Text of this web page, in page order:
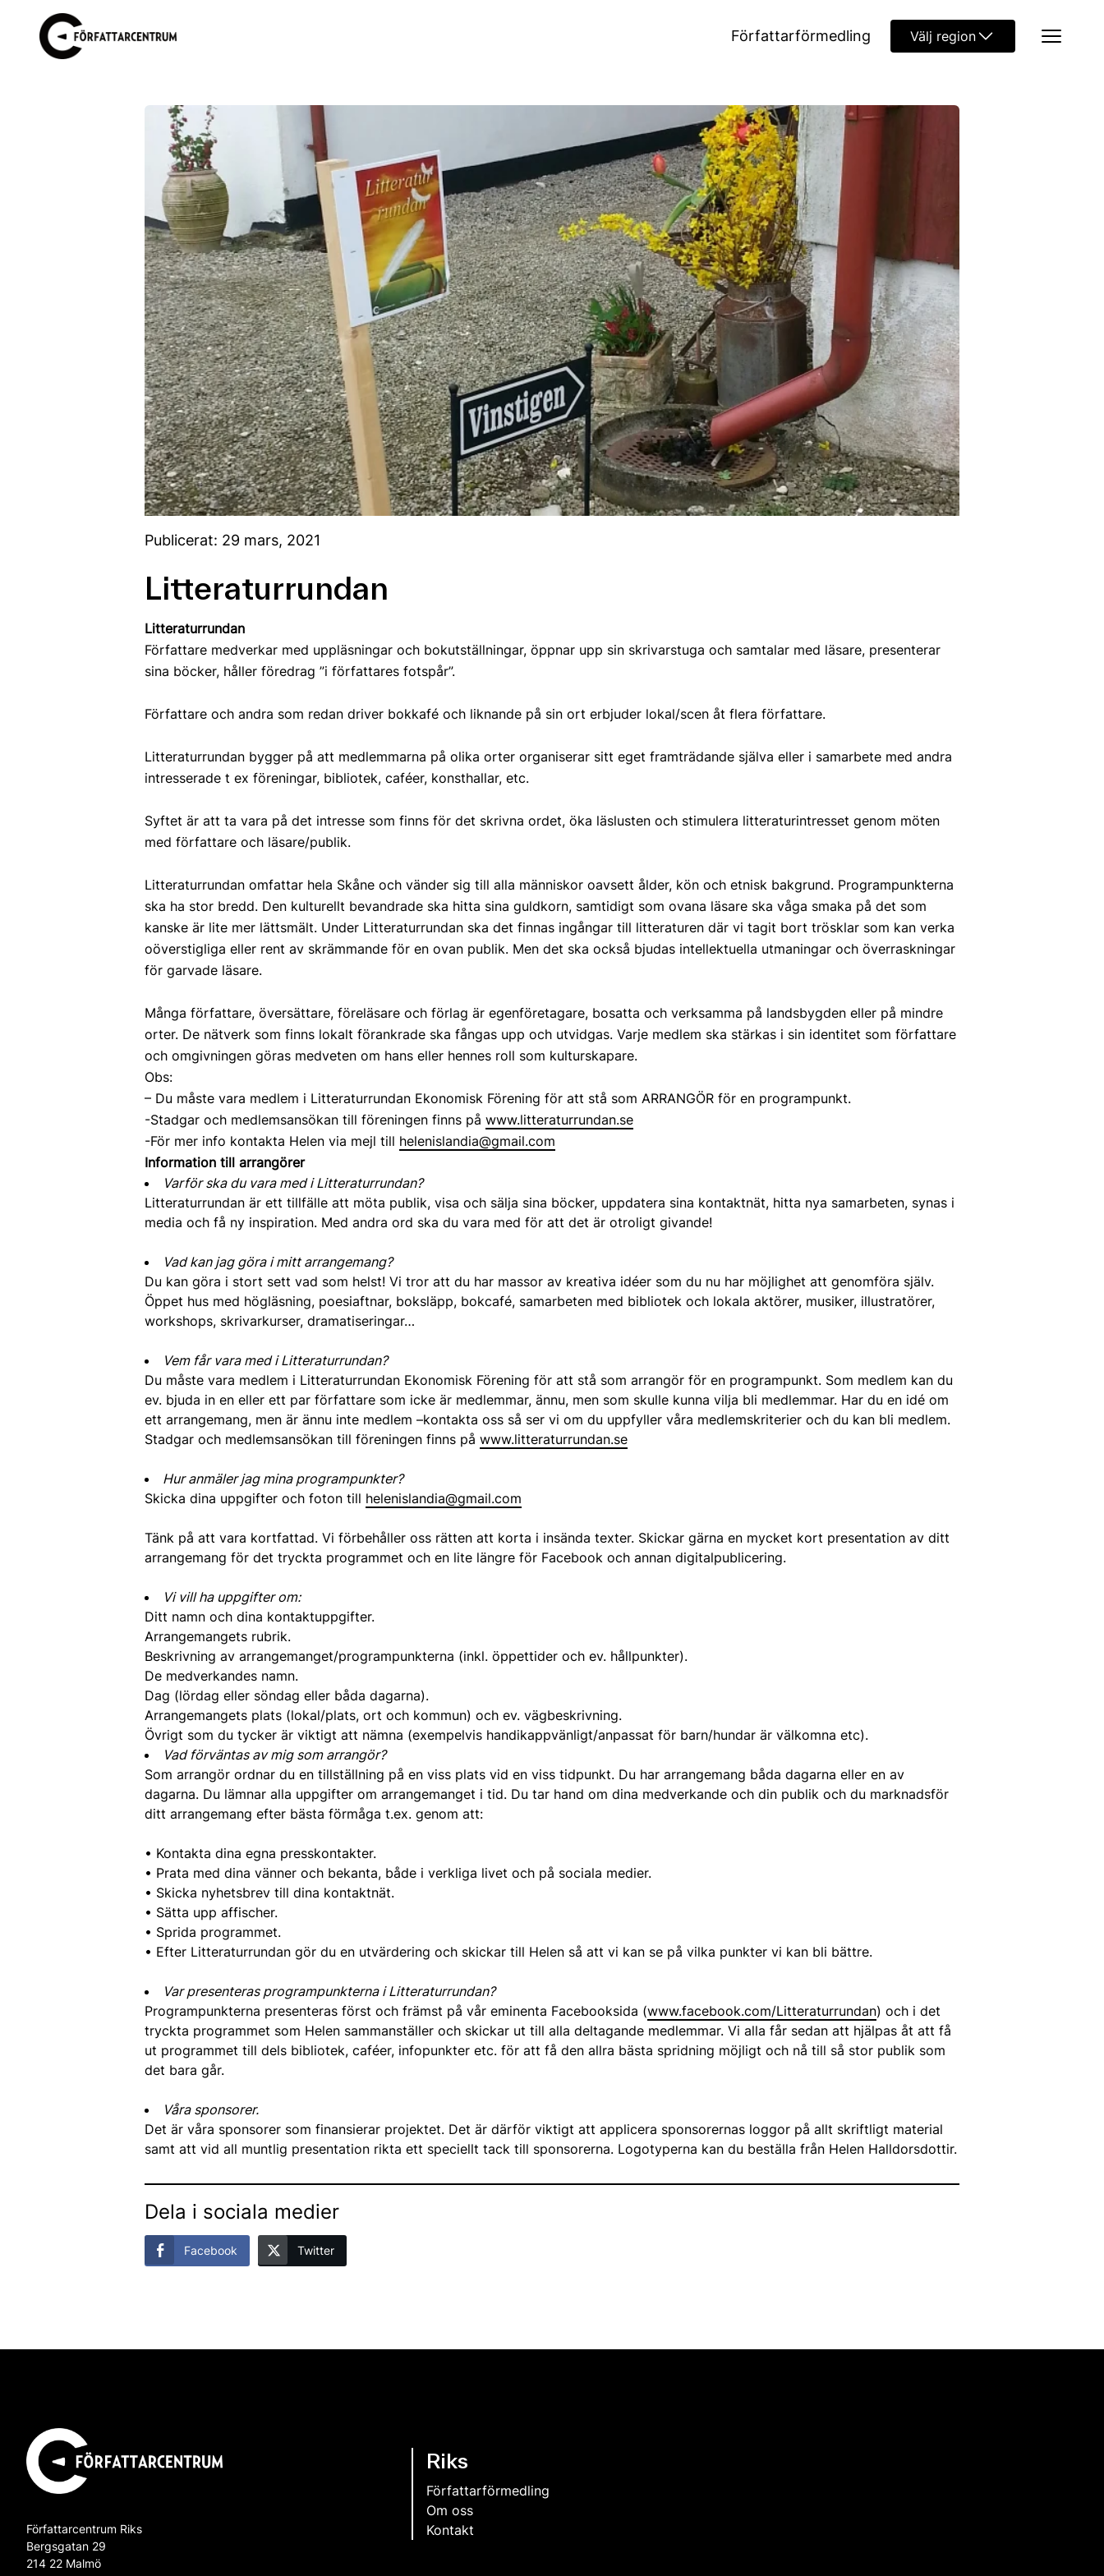
Författarförmedling Välj region
Publicerat: 29 mars, 2021
Litteraturrundan
Litteraturrundan
Författare medverkar med uppläsningar och bokutställningar, öppnar upp sin skrivarstuga och samtalar med läsare, presenterar
sina böcker, håller föredrag ”i författares fotspår”.
Författare och andra som redan driver bokkafé och liknande på sin ort erbjuder lokal/scen åt flera författare.
Litteraturrundan bygger på att medlemmarna på olika orter organiserar sitt eget framträdande själva eller i samarbete med andra
intresserade t ex föreningar, bibliotek, caféer, konsthallar, etc.
Syftet är att ta vara på det intresse som finns för det skrivna ordet, öka läslusten och stimulera litteraturintresset genom möten
med författare och läsare/publik.
Litteraturrundan omfattar hela Skåne och vänder sig till alla människor oavsett ålder, kön och etnisk bakgrund. Programpunkterna
ska ha stor bredd. Den kulturellt bevandrade ska hitta sina guldkorn, samtidigt som ovana läsare ska våga smaka på det som
kanske är lite mer lättsmält. Under Litteraturrundan ska det finnas ingångar till litteraturen där vi tagit bort trösklar som kan verka
oöverstigliga eller rent av skrämmande för en ovan publik. Men det ska också bjudas intellektuella utmaningar och överraskningar
för garvade läsare.
Många författare, översättare, föreläsare och förlag är egenföretagare, bosatta och verksamma på landsbygden eller på mindre
orter. De nätverk som finns lokalt förankrade ska fångas upp och utvidgas. Varje medlem ska stärkas i sin identitet som författare
och omgivningen göras medveten om hans eller hennes roll som kulturskapare.
Obs:
– Du måste vara medlem i Litteraturrundan Ekonomisk Förening för att stå som ARRANGÖR för en programpunkt.
-Stadgar och medlemsansökan till föreningen finns på www.litteraturrundan.se
-För mer info kontakta Helen via mejl till helenislandia@gmail.com
Information till arrangörer
Varför ska du vara med i Litteraturrundan?
Litteraturrundan är ett tillfälle att möta publik, visa och sälja sina böcker, uppdatera sina kontaktnät, hitta nya samarbeten, synas i
media och få ny inspiration. Med andra ord ska du vara med för att det är otroligt givande!
Vad kan jag göra i mitt arrangemang?
Du kan göra i stort sett vad som helst! Vi tror att du har massor av kreativa idéer som du nu har möjlighet att genomföra själv.
Öppet hus med högläsning, poesiaftnar, boksläpp, bokcafé, samarbeten med bibliotek och lokala aktörer, musiker, illustratörer,
workshops, skrivarkurser, dramatiseringar…
Vem får vara med i Litteraturrundan?
Du måste vara medlem i Litteraturrundan Ekonomisk Förening för att stå som arrangör för en programpunkt. Som medlem kan du
ev. bjuda in en eller ett par författare som icke är medlemmar, ännu, men som skulle kunna vilja bli medlemmar. Har du en idé om
ett arrangemang, men är ännu inte medlem –kontakta oss så ser vi om du uppfyller våra medlemskriterier och du kan bli medlem.
Stadgar och medlemsansökan till föreningen finns på www.litteraturrundan.se
Hur anmäler jag mina programpunkter?
Skicka dina uppgifter och foton till helenislandia@gmail.com
Tänk på att vara kortfattad. Vi förbehåller oss rätten att korta i insända texter. Skickar gärna en mycket kort presentation av ditt
arrangemang för det tryckta programmet och en lite längre för Facebook och annan digitalpublicering.
Vi vill ha uppgifter om:
Ditt namn och dina kontaktuppgifter.
Arrangemangets rubrik.
Beskrivning av arrangemanget/programpunkterna (inkl. öppettider och ev. hållpunkter).
De medverkandes namn.
Dag (lördag eller söndag eller båda dagarna).
Arrangemangets plats (lokal/plats, ort och kommun) och ev. vägbeskrivning.
Övrigt som du tycker är viktigt att nämna (exempelvis handikappvänligt/anpassat för barn/hundar är välkomna etc).
Vad förväntas av mig som arrangör?
Som arrangör ordnar du en tillställning på en viss plats vid en viss tidpunkt. Du har arrangemang båda dagarna eller en av
dagarna. Du lämnar alla uppgifter om arrangemanget i tid. Du tar hand om dina medverkande och din publik och du marknadsför
ditt arrangemang efter bästa förmåga t.ex. genom att:
• Kontakta dina egna presskontakter.
• Prata med dina vänner och bekanta, både i verkliga livet och på sociala medier.
• Skicka nyhetsbrev till dina kontaktnät.
• Sätta upp affischer.
• Sprida programmet.
• Efter Litteraturrundan gör du en utvärdering och skickar till Helen så att vi kan se på vilka punkter vi kan bli bättre.
Var presenteras programpunkterna i Litteraturrundan?
Programpunkterna presenteras först och främst på vår eminenta Facebooksida (www.facebook.com/Litteraturrundan) och i det
tryckta programmet som Helen sammanställer och skickar ut till alla deltagande medlemmar. Vi alla får sedan att hjälpas åt att få
ut programmet till dels bibliotek, caféer, infopunkter etc. för att få den allra bästa spridning möjligt och nå till så stor publik som
det bara går.
Våra sponsorer.
Det är våra sponsorer som finansierar projektet. Det är därför viktigt att applicera sponsorernas loggor på allt skriftligt material
samt att vid all muntlig presentation rikta ett speciellt tack till sponsorerna. Logotyperna kan du beställa från Helen Halldorsdottir.
Dela i sociala medier
Facebook Twitter
Författarcentrum Riks
Bergsgatan 29
214 22 Malmö
Riks
Författarförmedling
Om oss
Kontakt